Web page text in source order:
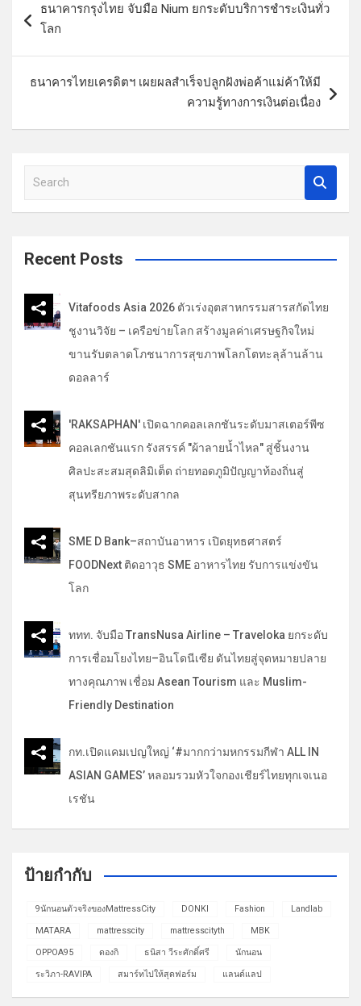
น
ว
ธนาคารกรุงไทย จับมือ Nium ยกระดับบริการชำระเงินทั่ว
โลก
ธนาคารไทยเครดิตฯ เผยผลสำเร็จปลูกฝังพ่อค้าแม่ค้าให้มี
ความรู้ทางการเงินต่อเนื่อง
a
c
Recent Posts
Vitafoods Asia 2026 ตัวเร่งอุตสาหกรรมสารสกัดไทย
ชูงานวิจัย – เครือข่ายโลก สร้างมูลค่าเศรษฐกิจใหม่
ขานรับตลาดโภชนาการสุขภาพโลกโตทะลุล้านล้าน
ดอลลาร์
'RAKSAPHAN' เปิดฉากคอลเลกชันระดับมาสเตอร์พีซ
คอลเลกชันแรก รังสรรค์ "ผ้าลายน้ำไหล" สู่ชิ้นงาน
ศิลปะสะสมสุดลิมิเต็ด ถ่ายทอดภูมิปัญญาท้องถิ่นสู่
สุนทรียภาพระดับสากล
SME D Bank–สถาบันอาหาร เปิดยุทธศาสตร์
FOODNext ติดอาวุธ SME อาหารไทย รับการแข่งขัน
โลก
ททท. จับมือ TransNusa Airline – Traveloka ยกระดับ
การเชื่อมโยงไทย–อินโดนีเซีย ดันไทยสู่จุดหมายปลาย
ทางคุณภาพ เชื่อม Asean Tourism และ Muslim-
Friendly Destination
กท.เปิดแคมเปญใหญ่ ‘#มากกว่ามหกรรมกีฬา ALL IN
ASIAN GAMES’ หลอมรวมหัวใจกองเชียร์ไทยทุกเจเนอ
เรชัน
ป้ายกำกับ
9นักนอนตัวจริงของMattressCity DONKI Fashion Landlab
MATARA mattresscity mattresscityth MBK
OPPOA95 ดองกิ ธนิสา วีระศักดิ์ศรี นักนอน
ระวิภา-RAVIPA สมาร์ทไปให้สุดฟอร์ม แลนด์แลป